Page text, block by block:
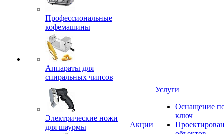
Профессиональные
кофемашины
Аппараты для
спиральных чипсов
Электрические ножи
для шаурмы
Акции
Услуги
Оснащение
ключ